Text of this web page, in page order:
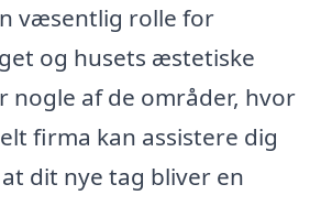
væsentlig rolle for
og husets æstetiske
nogle af de områder, hvor
firma kan assistere dig
dit nye tag bliver en